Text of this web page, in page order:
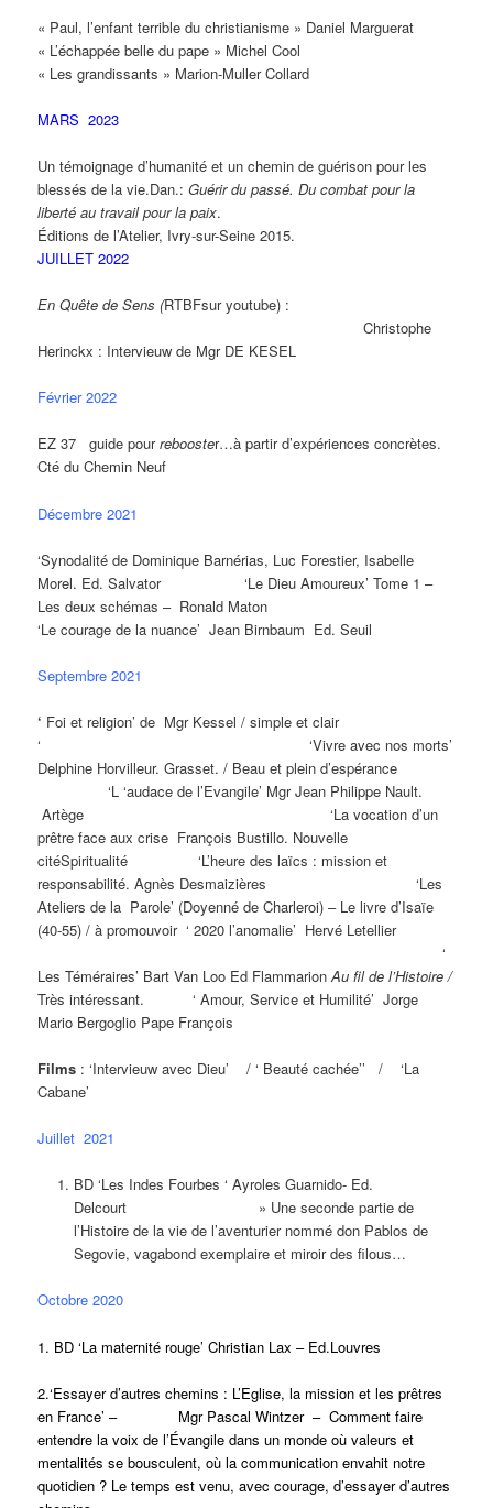
« Paul, l’enfant terrible du christianisme » Daniel Marguerat
« L’échappée belle du pape » Michel Cool
« Les grandissants » Marion-Muller Collard
MARS 2023
Un témoignage d’humanité et un chemin de guérison pour les
blessés de la vie.Dan.:Guérir du passé. Du combat pour la
liberté au travail pour la paix.
Éditions de l’Atelier, Ivry-sur-Seine 2015.
JUILLET 2022
En Quête de Sens (RTBFsur youtube) :
Christophe
Herinckx : Intervieuw de Mgr DE KESEL
Février 2022
EZ 37 guide pourrebooster…à partir d’expériences concrètes.
Cté du Chemin Neuf
Décembre 2021
‘Synodalité de Dominique Barnérias, Luc Forestier, Isabelle
Morel. Ed. Salvator ‘Le Dieu Amoureux’ Tome 1 –
Les deux schémas – Ronald Maton
‘Le courage de la nuance’ Jean Birnbaum Ed. Seuil
Septembre 2021
‘ Foi et religion’ de Mgr Kessel / simple et clair
‘ ‘Vivre avec nos morts’
Delphine Horvilleur. Grasset. / Beau et plein d’espérance
‘L ‘audace de l’Evangile’ Mgr Jean Philippe Nault.
Artège ‘La vocation d’un
prêtre face aux crise François Bustillo. Nouvelle
citéSpiritualité ‘L’heure des laïcs : mission et
responsabilité. Agnès Desmaizières ‘Les
Ateliers de la Parole’ (Doyenné de Charleroi) – Le livre d’Isaïe
(40-55) / à promouvoir ‘ 2020 l’anomalie’ Hervé Letellier
‘
Les Téméraires’ Bart Van Loo Ed FlammarionAu fil de l’Histoire /
Très intéressant. ‘ Amour, Service et Humilité’ Jorge
Mario Bergoglio Pape François
Films : ‘Intervieuw avec Dieu’ / ‘ Beauté cachée’’ / ‘La
Cabane’
Juillet 2021
BD ‘Les Indes Fourbes ‘ Ayroles Guarnido- Ed.
Delcourt » Une seconde partie de
l’Histoire de la vie de l’aventurier nommé don Pablos de
Segovie, vagabond exemplaire et miroir des filous…
Octobre 2020
1. BD ‘La maternité rouge’ Christian Lax – Ed.Louvres
2.‘Essayer d’autres chemins : L’Eglise, la mission et les prêtres
en France’ – Mgr Pascal Wintzer – Comment faire
entendre la voix de l’Évangile dans un monde où valeurs et
mentalités se bousculent, où la communication envahit notre
quotidien ? Le temps est venu, avec courage, d’essayer d’autres